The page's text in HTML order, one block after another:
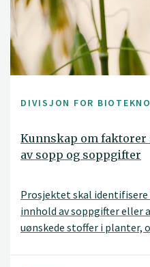
DIVISJON FOR
Kunnskap om
av sopp og soppgifter
Prosjektet skal
innhold av soppgifter eller
uønskede stoffer i planter,